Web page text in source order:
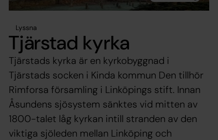
Lyssna
Tjärstad kyrka
Tjärstads kyrka är en kyrkobyggnad i
Tjärstads socken i Kinda kommun Den tillhör
Rimforsa församling i Linköpings stift. Innan
Åsundens sjösystem sänktes vid mitten av
1800-talet låg kyrkan intill stranden av den
viktiga sjöleden mellan Linköping och